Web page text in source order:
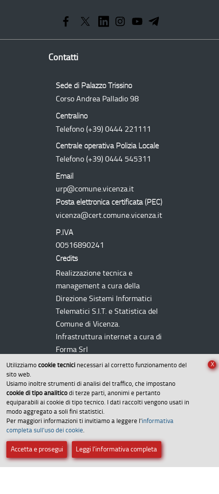
Utilizziamo cookie tecnici necessari al corretto funzionamento del
sito web.
Usiamo inoltre strumenti di analisi del traffico, che impostano
cookie di tipo analitico di terze parti, anonimi e pertanto
equiparabili ai cookie di tipo tecnico. I dati raccolti vengono usati in
modo aggregato a soli fini statistici.
Per maggiori informazioni ti invitiamo a leggere l’informativa
completa sull’uso dei cookie
Accetta e prosegui Leggi l’informativa completa
X
Operativo
Regionale
Contatti
Sede di Palazzo Trissino
Corso Andrea Palladio 98
Centralino
Telefono (+39) 0444 221111
Centrale operativa Polizia Locale
Telefono (+39) 0444 545311
Email
urp@comune.vicenza.it
Posta elettronica certificata (PEC)
vicenza@cert.comune.vicenza.it
P.IVA
00516890241
Credits
Realizzazione tecnica e
management a cura della
Direzione Sistemi Informatici
Telematici S.I.T. e Statistica del
Comune di Vicenza.
Infrastruttura internet a cura di
Forma Srl
Amministrazione trasparente
Dichiarazione di accessibilità